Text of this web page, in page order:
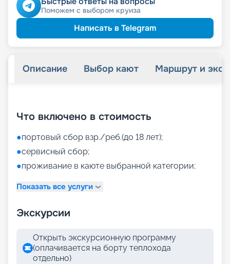
Поможем с выбором круиза
Написать в Telegram
Описание Выбор кают Маршрут и
Что включено в стоимость
●портовый сбор взр./реб.(до 18 лет);
●сервисный сбор;
●проживание в каюте выбранной категории;
Показать все услуги
Экскурсии
Открыть экскурсионную программу
(оплачивается на борту теплохода
отдельно)